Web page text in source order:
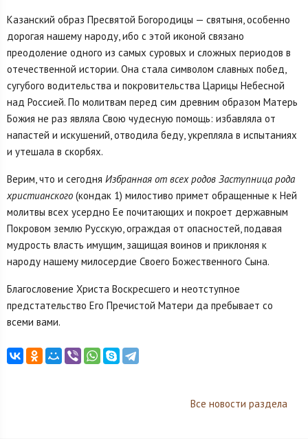
Казанский образ Пресвятой Богородицы — святыня, особенно
дорогая нашему народу, ибо с этой иконой связано
преодоление одного из самых суровых и сложных периодов в
отечественной истории. Она стала символом славных побед,
сугубого водительства и покровительства Царицы Небесной
над Россией. По молитвам перед сим древним образом Матерь
Божия не раз являла Свою чудесную помощь: избавляла от
напастей и искушений, отводила беду, укрепляла в испытаниях
и утешала в скорбях.
Верим, что и сегодня Избранная от всех родов Заступница рода
христианского (кондак 1) милостиво примет обращенные к Ней
молитвы всех усердно Ее почитающих и покроет державным
Покровом землю Русскую, ограждая от опасностей, подавая
мудрость власть имущим, защищая воинов и приклоняя к
народу нашему милосердие Своего Божественного Сына.
Благословение Христа Воскресшего и неотступное
предстательство Его Пречистой Матери да пребывает со
всеми вами.
Все новости раздела